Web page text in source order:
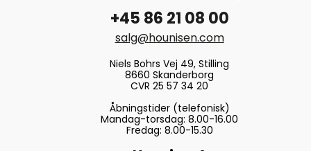
+45 86 21 08 00
salg@hounisen.com
Niels Bohrs Vej 49, Stilling
8660 Skanderborg
CVR 25 57 34 20
Åbningstider (telefonisk)
Mandag-torsdag: 8.00-16.00
Fredag: 8.00-15.30